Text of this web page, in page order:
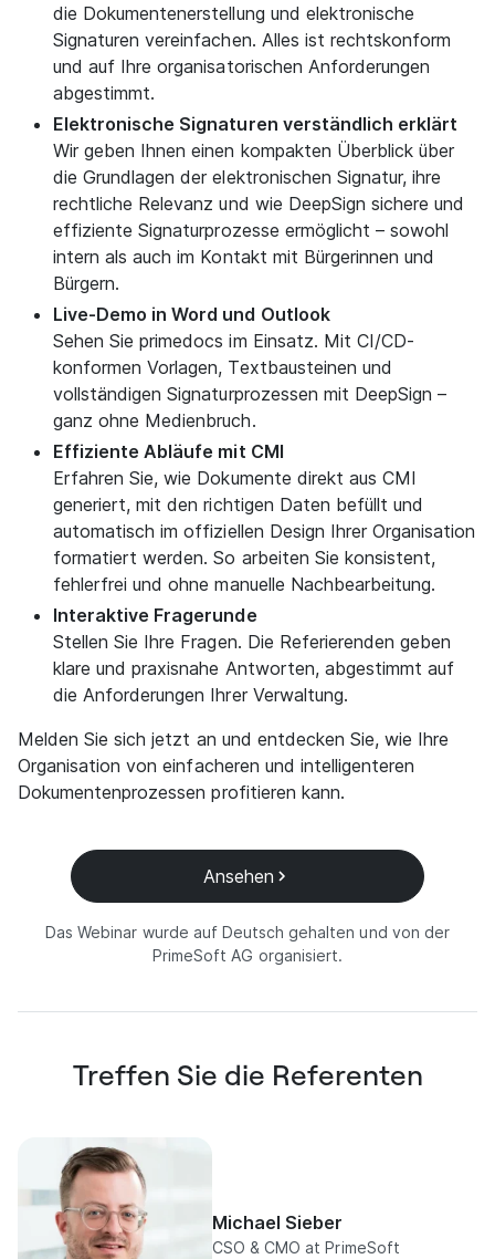
die Dokumentenerstellung und elektronische
Signaturen vereinfachen. Alles ist rechtskonform
und auf Ihre organisatorischen Anforderungen
abgestimmt.
Elektronische Signaturen verständlich erklärt
Wir geben Ihnen einen kompakten Überblick über
die Grundlagen der elektronischen Signatur, ihre
rechtliche Relevanz und wie DeepSign sichere und
effiziente Signaturprozesse ermöglicht – sowohl
intern als auch im Kontakt mit Bürgerinnen und
Bürgern.
Live-Demo in Word und Outlook
Sehen Sie primedocs im Einsatz. Mit CI/CD-
konformen Vorlagen, Textbausteinen und
vollständigen Signaturprozessen mit DeepSign –
ganz ohne Medienbruch.
Effiziente Abläufe mit CMI
Erfahren Sie, wie Dokumente direkt aus CMI
generiert, mit den richtigen Daten befüllt und
automatisch im offiziellen Design Ihrer Organisation
formatiert werden. So arbeiten Sie konsistent,
fehlerfrei und ohne manuelle Nachbearbeitung.
Interaktive Fragerunde
Stellen Sie Ihre Fragen. Die Referierenden geben
klare und praxisnahe Antworten, abgestimmt auf
die Anforderungen Ihrer Verwaltung.
Melden Sie sich jetzt an und entdecken Sie, wie Ihre
Organisation von einfacheren und intelligenteren
Dokumentenprozessen profitieren kann.
Ansehen
Das Webinar wurde auf Deutsch gehalten und von der
PrimeSoft AG organisiert.
Treffen Sie die Referenten
Michael Sieber
CSO & CMO at PrimeSoft